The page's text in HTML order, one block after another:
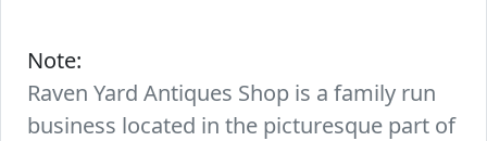
Note:
Raven Yard Antiques Shop is a family run
business located in the picturesque part of